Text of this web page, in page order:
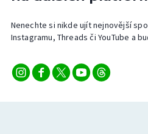
Nenechte si nikde ujít nejnovější
Instagramu, Threads či YouTube a